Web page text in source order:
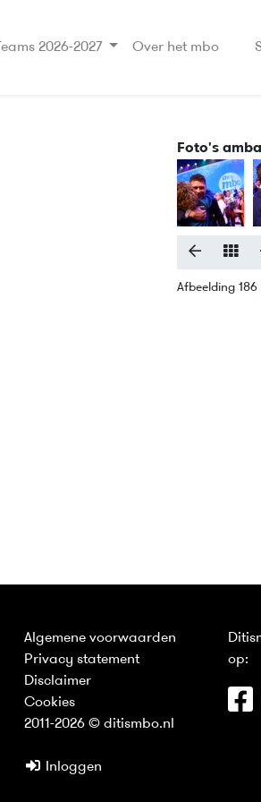
Teams 2026-2027 Over het mbo
Foto's
Afbeelding
Algemene voorwaarden
Privacy statement
Disclaimer
Cookies
2011-2026 © ditismbo.nl
Inloggen
op: